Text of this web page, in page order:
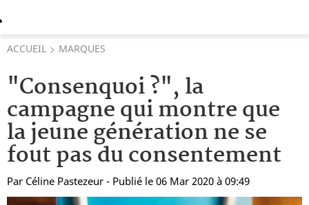
ACCUEIL MARQUES
"Consenquoi ?", la
campagne qui montre que
la jeune génération ne se
fout pas du consentement
Par Céline Pastezeur - Publié le 06 Mar 2020 à 09:49